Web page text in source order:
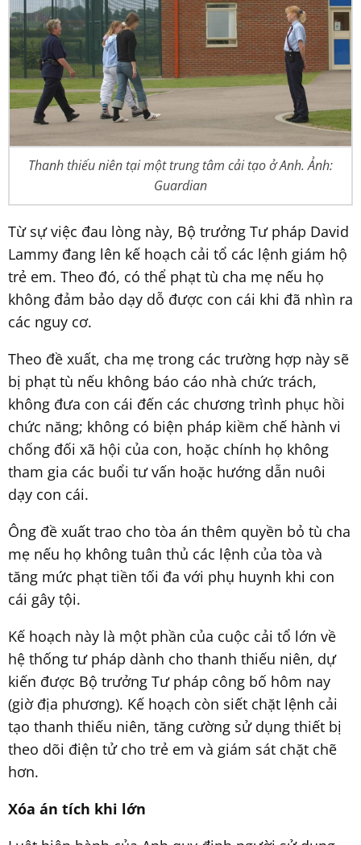
Thanh thiếu niên tại một trung tâm cải tạo ở Anh. Ảnh:
Guardian
Từ sự việc đau lòng này, Bộ trưởng Tư pháp David
Lammy đang lên kế hoạch cải tổ các lệnh giám hộ
trẻ em. Theo đó, có thể phạt tù cha mẹ nếu họ
không đảm bảo dạy dỗ được con cái khi đã nhìn ra
các nguy cơ.
Theo đề xuất, cha mẹ trong các trường hợp này sẽ
bị phạt tù nếu không báo cáo nhà chức trách,
không đưa con cái đến các chương trình phục hồi
chức năng; không có biện pháp kiềm chế hành vi
chống đối xã hội của con, hoặc chính họ không
tham gia các buổi tư vấn hoặc hướng dẫn nuôi
dạy con cái.
Ông đề xuất trao cho tòa án thêm quyền bỏ tù cha
mẹ nếu họ không tuân thủ các lệnh của tòa và
tăng mức phạt tiền tối đa với phụ huynh khi con
cái gây tội.
Kế hoạch này là một phần của cuộc cải tổ lớn về
hệ thống tư pháp dành cho thanh thiếu niên, dự
kiến được Bộ trưởng Tư pháp công bố hôm nay
(giờ địa phương). Kế hoạch còn siết chặt lệnh cải
tạo thanh thiếu niên, tăng cường sử dụng thiết bị
theo dõi điện tử cho trẻ em và giám sát chặt chẽ
hơn.
Xóa án tích khi lớn